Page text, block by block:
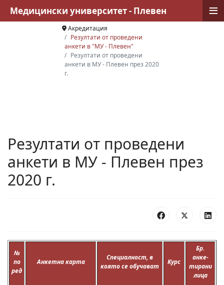
Акредитация
Резултати от проведени
анкети в "МУ - Плевен"
Резултати от проведени
анкети в МУ - Плевен през 2020
г.
Резултати от проведени
анкети в МУ - Плевен през
2020 г.
№
по
ред
Анкетна карта
Специалност, в
която се обучават
Курс
Бр.
анке-
тирани
лица
Медицински университет - Плевен ≡